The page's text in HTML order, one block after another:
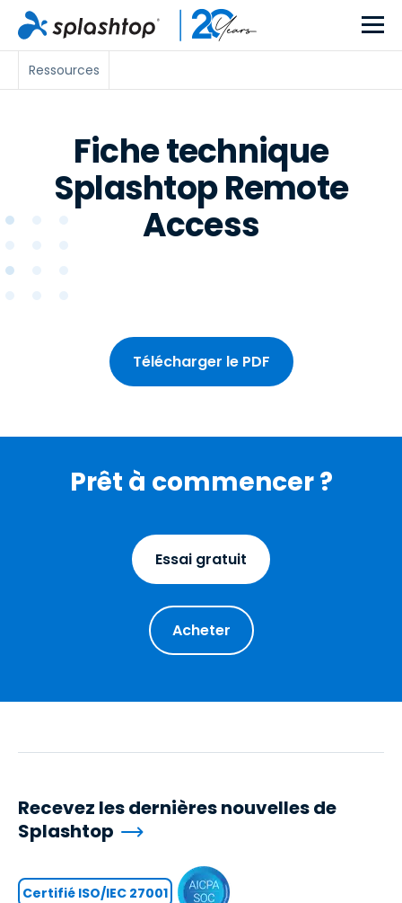
Ressources
Fiche technique
Splashtop Remote
Access
Télécharger le PDF
Prêt à commencer ?
Essai gratuit
Acheter
Recevez les dernières nouvelles de
Splashtop
Certifié ISO/IEC 27001